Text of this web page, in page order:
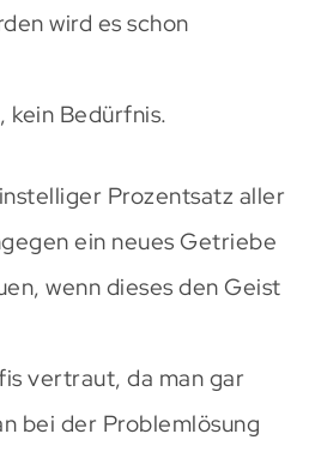
wird es schon
kein Bedürfnis.
Prozentsatz aller
ein neues Getriebe
wenn dieses den Geist
vertraut, da man gar
bei der Problemlösung